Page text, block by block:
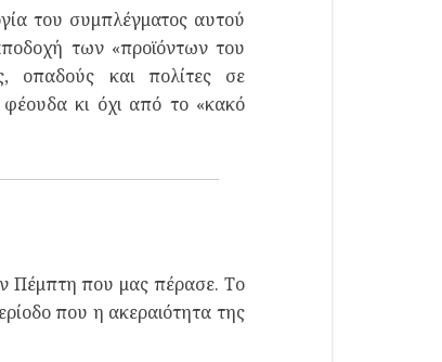
του συμπλέγματος αυτού
των «προϊόντων του
οπαδούς και πολίτες σε
κι όχι από το «κακό
Πέμπτη που μας πέρασε. Το
που η ακεραιότητα της